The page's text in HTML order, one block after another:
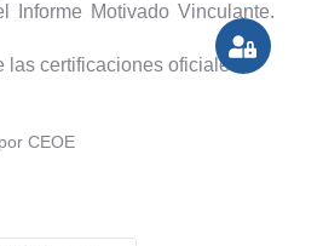
Informe Motivado Vinculante.
las certificaciones oficiales.
CEOE